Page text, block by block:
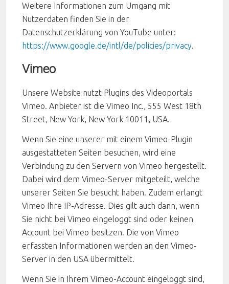
Weitere Informationen zum Umgang mit
Nutzerdaten finden Sie in der
Datenschutzerklärung von YouTube unter:
https://www.google.de/intl/de/policies/privacy.
Vimeo
Unsere Website nutzt Plugins des Videoportals
Vimeo. Anbieter ist die Vimeo Inc., 555 West 18th
Street, New York, New York 10011, USA.
Wenn Sie eine unserer mit einem Vimeo-Plugin
ausgestatteten Seiten besuchen, wird eine
Verbindung zu den Servern von Vimeo hergestellt.
Dabei wird dem Vimeo-Server mitgeteilt, welche
unserer Seiten Sie besucht haben. Zudem erlangt
Vimeo Ihre IP-Adresse. Dies gilt auch dann, wenn
Sie nicht bei Vimeo eingeloggt sind oder keinen
Account bei Vimeo besitzen. Die von Vimeo
erfassten Informationen werden an den Vimeo-
Server in den USA übermittelt.
Wenn Sie in Ihrem Vimeo-Account eingeloggt sind,